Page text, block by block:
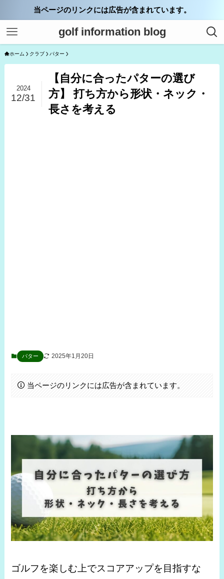
当ページのリンクには広告が含まれています。
golf information blog
ホーム クラブ パター
【自分に合ったパターの選び
方】 打ち方から形状・ネック・
長さを考える
2024
12/31
パター 2025年1月20日
当ページのリンクには広告が含まれています。
ゴルフを楽しむ上でスコアアップを目指すな